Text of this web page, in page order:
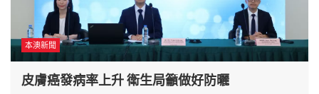
本澳新聞
皮膚癌發病率上升 衛生局籲做好防曬